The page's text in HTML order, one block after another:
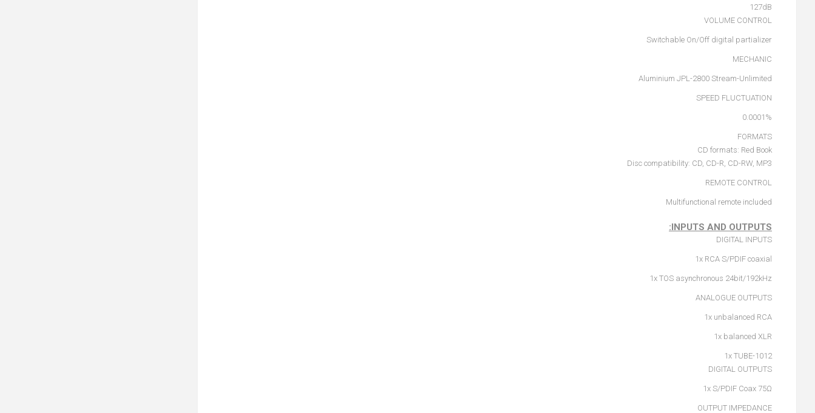
127dB
VOLUME CONTROL
Switchable On/Off digital partializer
MECHANIC
Aluminium JPL-2800 Stream-Unlimited
SPEED FLUCTUATION
0.0001%
FORMATS
CD formats: Red Book
Disc compatibility: CD, CD-R, CD-RW, MP3
REMOTE CONTROL
Multifunctional remote included
INPUTS AND OUTPUTS:
DIGITAL INPUTS
1x RCA S/PDIF coaxial
1x TOS asynchronous 24bit/192kHz
ANALOGUE OUTPUTS
1x unbalanced RCA
1x balanced XLR
1x TUBE-1012
DIGITAL OUTPUTS
1x S/PDIF Coax 75Ω
OUTPUT IMPEDANCE